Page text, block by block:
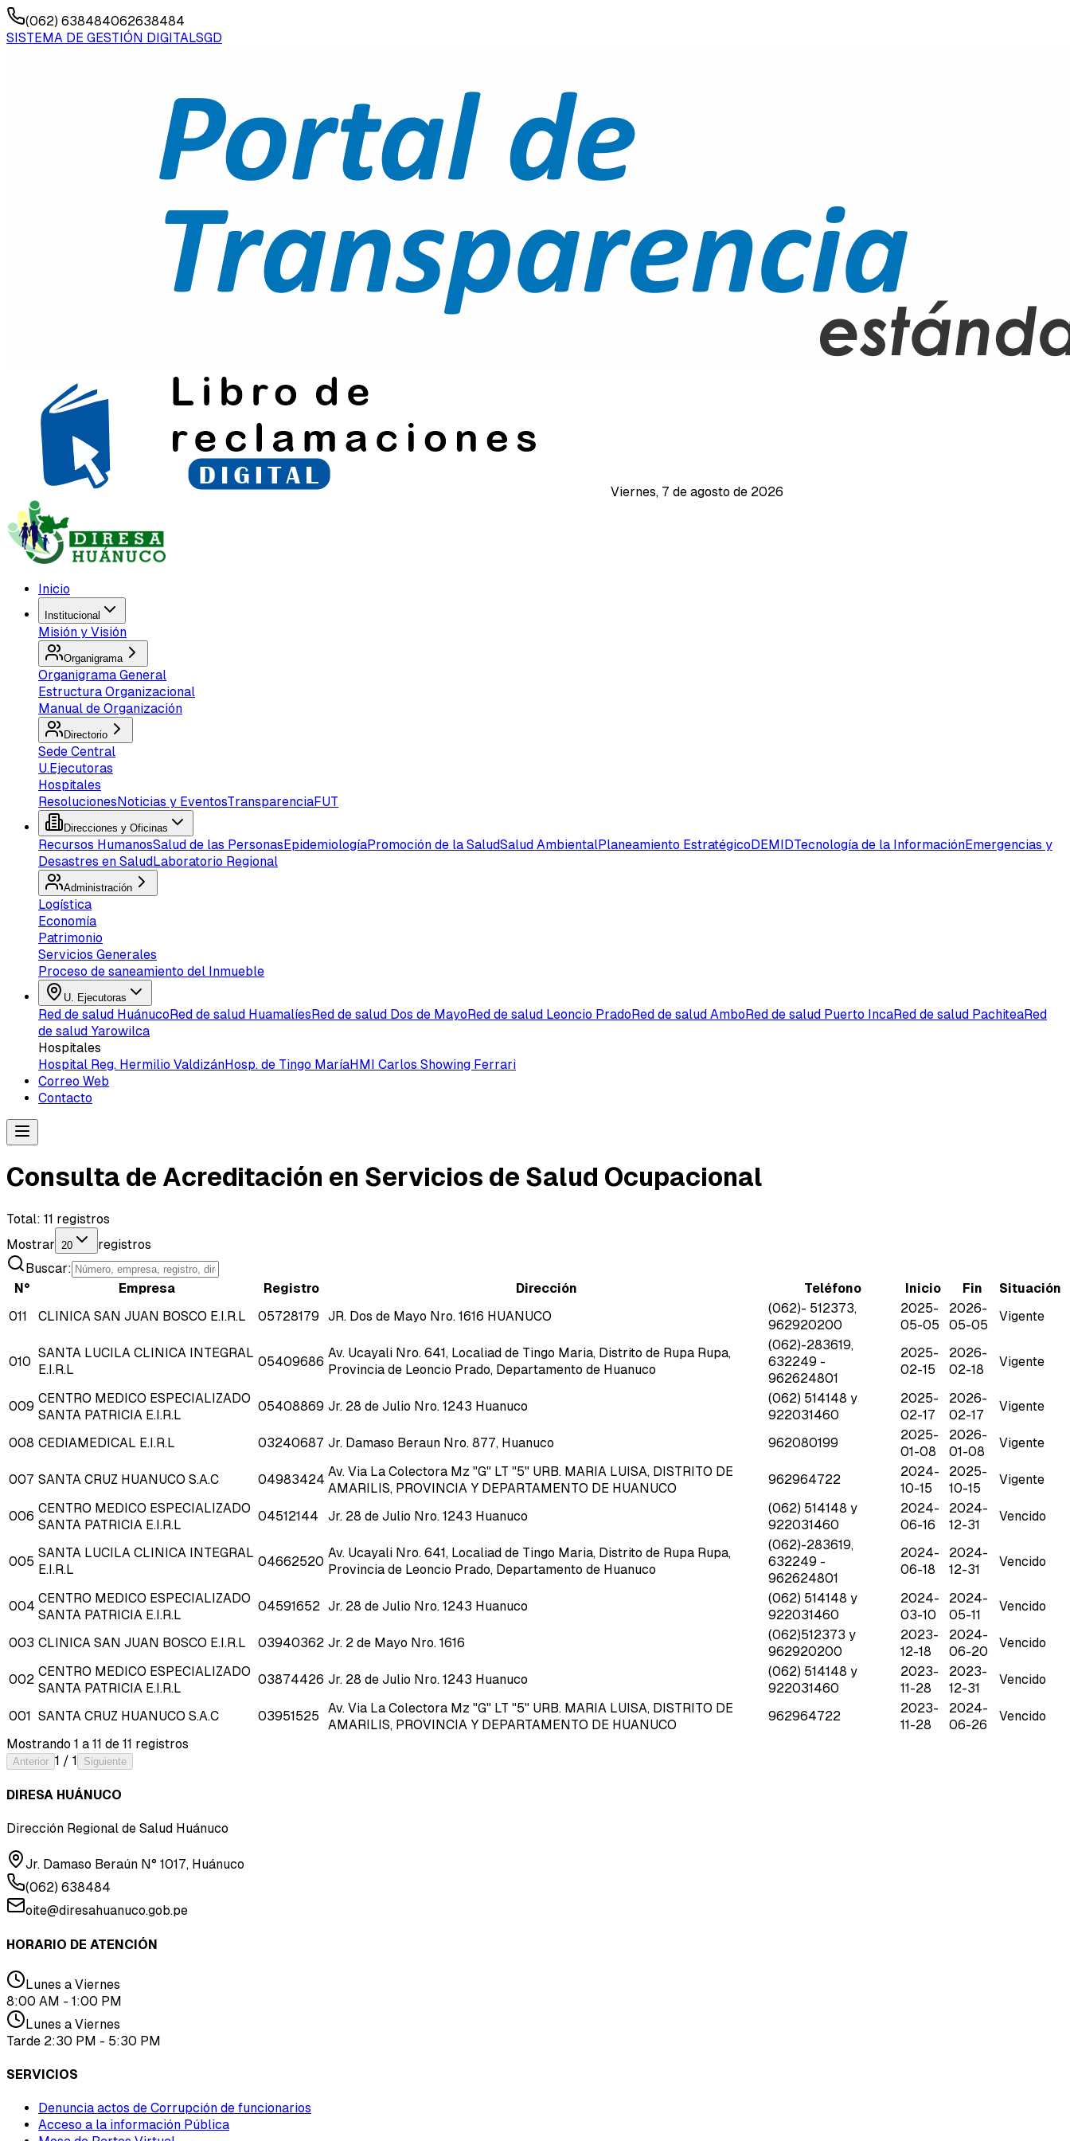
(062) 638484062638484
SISTEMA DE GESTIÓN DIGITALSGD
Viernes, 7 de agosto de 2026
Inicio
Institucional
Misión y Visión
Organigrama
Organigrama General
Estructura Organizacional
Manual de Organización
Directorio
Sede Central
U.Ejecutoras
Hospitales
ResolucionesNoticias y EventosTransparenciaFUT
Direcciones y Oficinas
Recursos HumanosSalud de las PersonasEpidemiologíaPromoción de la SaludSalud AmbientalPlaneamiento EstratégicoDEMIDTecnología de la InformaciónEmergencias y
Desastres en SaludLaboratorio Regional
Administración
Logística
Economía
Patrimonio
Servicios Generales
Proceso de saneamiento del Inmueble
U. Ejecutoras
Red de salud HuánucoRed de salud HuamalíesRed de salud Dos de MayoRed de salud Leoncio PradoRed de salud AmboRed de salud Puerto IncaRed de salud PachiteaRed
de salud Yarowilca
Hospitales
Hospital Reg. Hermilio ValdizánHosp. de Tingo MaríaHMI Carlos Showing Ferrari
Correo Web
Contacto
Consulta de Acreditación en Servicios de Salud Ocupacional
Total: 11 registros
Mostrar
20
registros
Buscar:
N°
Empresa Registro Dirección Teléfono Inicio Fin
Situación
011
CLINICA SAN JUAN BOSCO E.I.R.L 05728179 JR. Dos de Mayo Nro. 1616 HUANUCO
(062)- 512373,
962920200
2025-
05-05
2026-
05-05
Vigente
010
SANTA LUCILA CLINICA INTEGRAL
E.I.R.L
05409686
Av. Ucayali Nro. 641, Localiad de Tingo Maria, Distrito de Rupa Rupa,
Provincia de Leoncio Prado, Departamento de Huanuco
(062)-283619,
632249 -
962624801
2025-
02-15
2026-
02-18
Vigente
009
CENTRO MEDICO ESPECIALIZADO
SANTA PATRICIA E.I.R.L
05408869 Jr. 28 de Julio Nro. 1243 Huanuco
(062) 514148 y
922031460
2025-
02-17
2026-
02-17
Vigente
008 CEDIAMEDICAL E.I.R.L 03240687 Jr. Damaso Beraun Nro. 877, Huanuco 962080199
2025-
01-08
2026-
01-08
Vigente
007 SANTA CRUZ HUANUCO S.A.C 04983424
Av. Via La Colectora Mz "G" LT "5" URB. MARIA LUISA, DISTRITO DE
AMARILIS, PROVINCIA Y DEPARTAMENTO DE HUANUCO
962964722
2024-
10-15
2025-
10-15
Vigente
006
CENTRO MEDICO ESPECIALIZADO
SANTA PATRICIA E.I.R.L
04512144 Jr. 28 de Julio Nro. 1243 Huanuco
(062) 514148 y
922031460
2024-
06-16
2024-
12-31
Vencido
005
SANTA LUCILA CLINICA INTEGRAL
E.I.R.L
04662520
Av. Ucayali Nro. 641, Localiad de Tingo Maria, Distrito de Rupa Rupa,
Provincia de Leoncio Prado, Departamento de Huanuco
(062)-283619,
632249 -
962624801
2024-
06-18
2024-
12-31
Vencido
004
CENTRO MEDICO ESPECIALIZADO
SANTA PATRICIA E.I.R.L
04591652 Jr. 28 de Julio Nro. 1243 Huanuco
(062) 514148 y
922031460
2024-
03-10
2024-
05-11
Vencido
003 CLINICA SAN JUAN BOSCO E.I.R.L 03940362 Jr. 2 de Mayo Nro. 1616
(062)512373 y
962920200
2023-
12-18
2024-
06-20
Vencido
002
CENTRO MEDICO ESPECIALIZADO
SANTA PATRICIA E.I.R.L
03874426 Jr. 28 de Julio Nro. 1243 Huanuco
(062) 514148 y
922031460
2023-
11-28
2023-
12-31
Vencido
001 SANTA CRUZ HUANUCO S.A.C 03951525
Av. Via La Colectora Mz "G" LT "5" URB. MARIA LUISA, DISTRITO DE
AMARILIS, PROVINCIA Y DEPARTAMENTO DE HUANUCO
962964722
2023-
11-28
2024-
06-26
Vencido
Mostrando 1 a 11 de 11 registros
Anterior 1 / 1 Siguiente
DIRESA HUÁNUCO
Dirección Regional de Salud Huánuco
Jr. Damaso Beraún N° 1017, Huánuco
(062) 638484
oite@diresahuanuco.gob.pe
HORARIO DE ATENCIÓN
Lunes a Viernes
8:00 AM - 1:00 PM
Lunes a Viernes
Tarde 2:30 PM - 5:30 PM
SERVICIOS
Denuncia actos de Corrupción de funcionarios
Acceso a la información Pública